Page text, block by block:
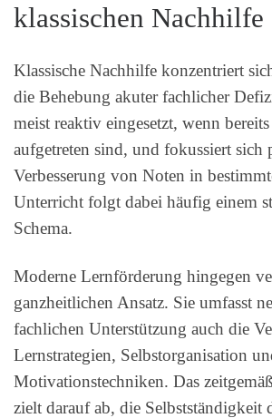
klassischen Nachhilfe
Klassische Nachhilfe konzentriert
die Behebung akuter fachlicher
meist reaktiv eingesetzt, wenn
aufgetreten sind, und fokussiert sich
Verbesserung von Noten in
Unterricht folgt dabei häufig einem
Schema.
Moderne Lernförderung hingegen
ganzheitlichen Ansatz. Sie umfasst
fachlichen Unterstützung auch die
Lernstrategien, Selbstorganisation
Motivationstechniken. Das
zielt darauf ab, die Selbstständigkeit